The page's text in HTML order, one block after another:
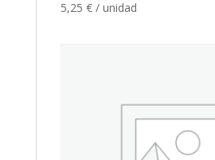
5,25 € / unidad